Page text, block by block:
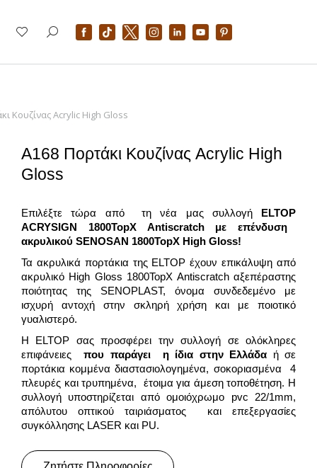
Κουζίνας Acrylic High Gloss
A168 Πορτάκι Κουζίνας Acrylic High
Gloss
Επιλέξτε τώρα από τη νέα μας συλλογή ELTOP
ACRYSIGN 1800TopX Antiscratch με επένδυση
ακρυλικού SENOSAN 1800TopX High Gloss!
Τα ακρυλικά πορτάκια της ELTOP έχουν επικάλυψη από
ακρυλικό High Gloss 1800TopX Antiscratch αξεπέραστης
ποιότητας της SENOPLAST, όνομα συνδεδεμένο με
ισχυρή αντοχή στην σκληρή χρήση και με ποιοτικό
γυαλιστερό.
Η ELTOP σας προσφέρει την συλλογή σε ολόκληρες
επιφάνειες που παράγει η ίδια στην Ελλάδα ή σε
πορτάκια κομμένα διαστασιολογημένα, σοκοριασμένα 4
πλευρές και τρυπημένα, έτοιμα για άμεση τοποθέτηση. Η
συλλογή υποστηρίζεται από ομοιόχρωμο pvc 22/1mm,
απόλυτου οπτικού ταιριάσματος και επεξεργασίες
συγκόλλησης LASER και PU.